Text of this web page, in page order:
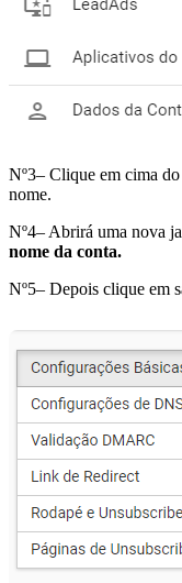
Nº3– Clique em cima
nome.
Nº4– Abrirá uma nova
nome da conta.
Nº5– Depois clique em